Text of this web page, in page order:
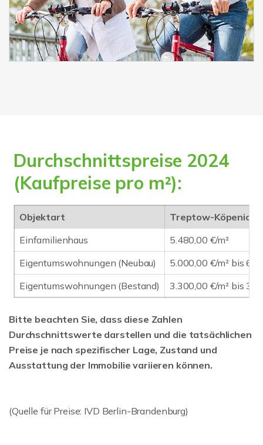
Durchschnittspreise 2024
(Kaufpreise pro m²):
Objektart
Treptow-Köpenick
Einfamilienhaus
5.480,00 €/m²
Eigentumswohnungen (Neubau)
5.000,00 €/m² bis
Eigentumswohnungen (Bestand)
3.300,00 €/m² bis
Bitte beachten Sie, dass diese Zahlen
Durchschnittswerte darstellen und die tatsächlichen
Preise je nach spezifischer Lage, Zustand und
Ausstattung der Immobilie variieren können.
(Quelle für Preise: IVD Berlin-Brandenburg)